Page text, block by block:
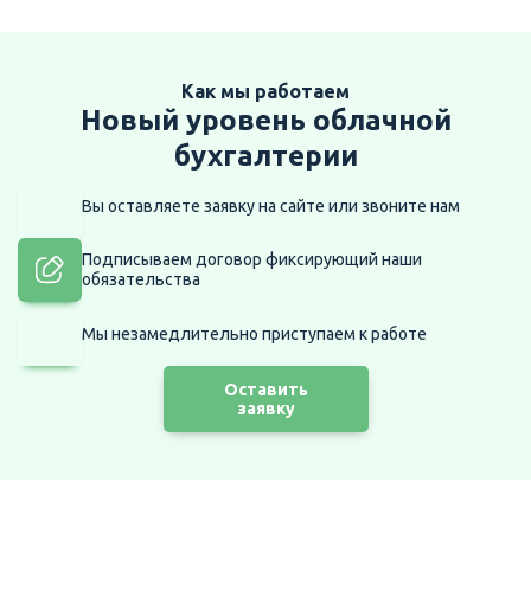
Как мы работаем
Новый уровень облачной
бухгалтерии
Вы оставляете заявку на сайте или звоните нам
Подписываем договор фиксирующий наши
обязательства
Мы незамедлительно приступаем к работе
Оставить
заявку